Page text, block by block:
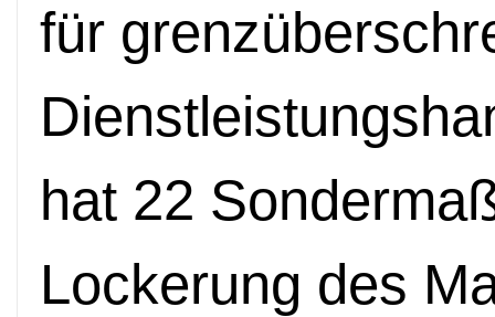
für
hat 22
Lockerung des